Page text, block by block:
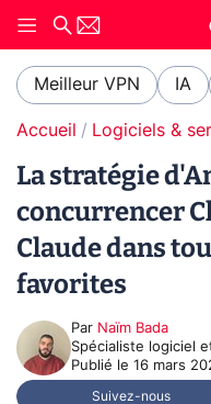
Meilleur VPN IA
Accueil Logiciels &
La stratégie
concurrencer
Claude dans
favorites
Par Naïm Bada
Spécialiste logiciel
Publié le 16 mars
Suivez-nous